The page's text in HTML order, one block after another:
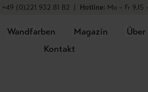
+49 (0)221 932 81 82 | Hotline: Mo – Fr 9.15
Wandfarben Magazin
Über
Kontakt